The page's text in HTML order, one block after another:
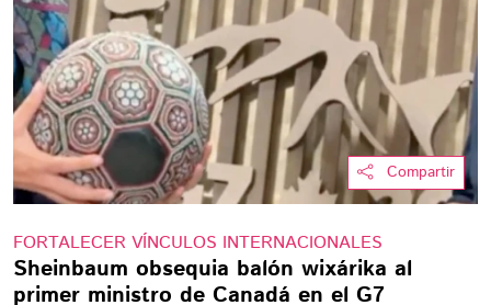
Compartir
FORTALECER VÍNCULOS INTERNACIONALES
Sheinbaum obsequia balón wixárika al
primer ministro de Canadá en el G7